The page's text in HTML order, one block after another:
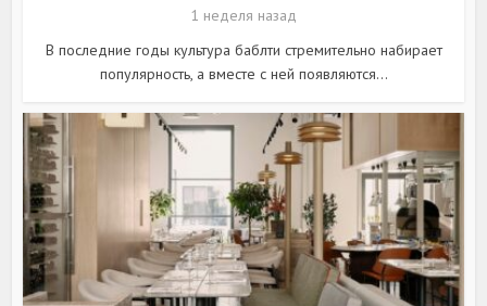
1 неделя назад
В последние годы культура баблти стремительно набирает
популярность, а вместе с ней появляются...